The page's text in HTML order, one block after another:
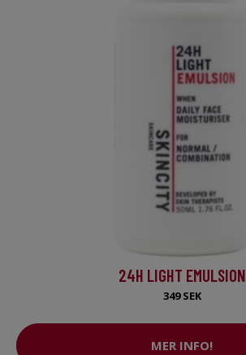
24H LIGHT EMULSION
349 SEK
MER INFO!